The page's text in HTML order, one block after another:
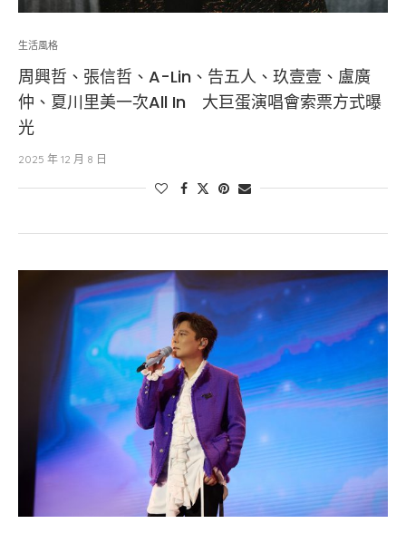
生活風格
周興哲、張信哲、A-Lin、告五人、玖壹壹、盧廣
仲、夏川里美一次All In 大巨蛋演唱會索票方式曝
光
2025 年 12 月 8 日